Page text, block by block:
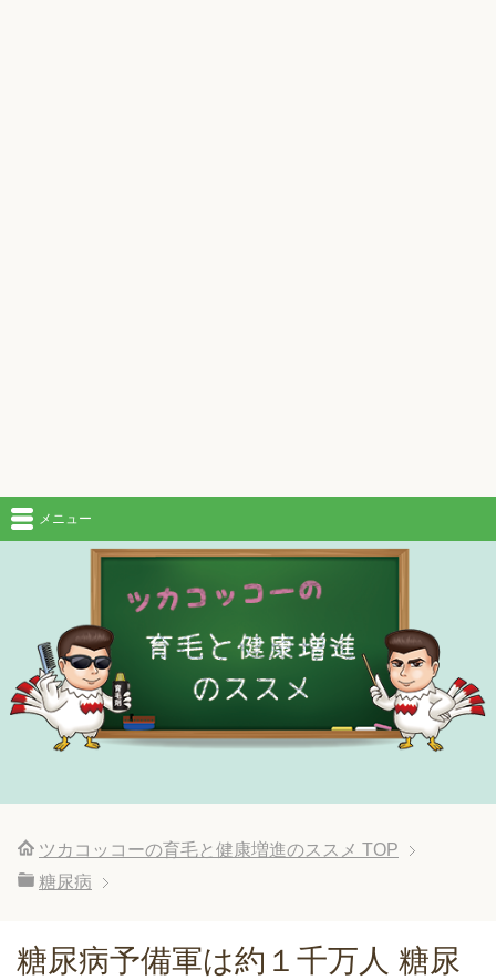
メニュー
ツカコッコーの育毛と健康増進のススメ TOP
糖尿病
糖尿病予備軍は約１千万人 糖尿